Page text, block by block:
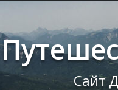
Сайт